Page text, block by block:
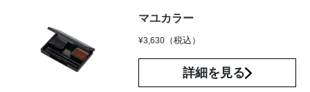
マユカラー
¥3,630 （税込）
詳細を見る